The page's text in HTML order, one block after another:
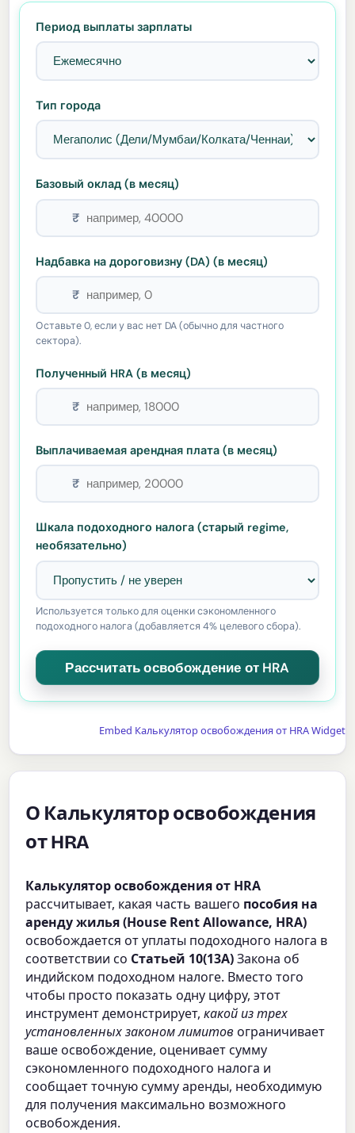
Период выплаты зарплаты
Тип города
Базовый оклад (в месяц)
₹
Надбавка на дороговизну (DA) (в месяц)
₹
Оставьте 0, если у вас нет DA (обычно для частного
сектора).
Полученный HRA (в месяц)
₹
Выплачиваемая арендная плата (в месяц)
₹
Шкала подоходного налога (старый regime,
необязательно)
Используется только для оценки сэкономленного
подоходного налога (добавляется 4% целевого сбора).
Embed Калькулятор освобождения от HRA Widget
О Калькулятор освобождения
от HRA
Калькулятор освобождения от HRA
рассчитывает, какая часть вашего пособия на
аренду жилья (House Rent Allowance, HRA)
освобождается от уплаты подоходного налога в
соответствии со Статьей 10(13A)Закона об
индийском подоходном налоге. Вместо того
чтобы просто показать одну цифру, этот
инструмент демонстрирует,какой из трех
установленных законом лимитовограничивает
ваше освобождение, оценивает сумму
сэкономленного подоходного налога и
сообщает точную сумму аренды, необходимую
для получения максимально возможного
освобождения.